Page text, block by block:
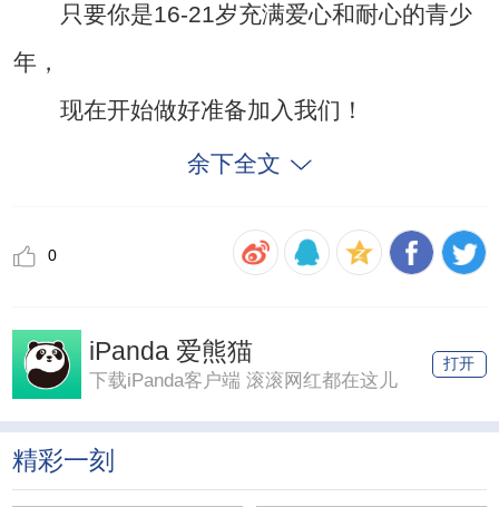
只要你是16-21岁充满爱心和耐心的青少
年，
现在开始做好准备加入我们！
余下全文
0
iPanda 爱熊猫
下载iPanda客户端 滚滚网红都在这儿
打开
精彩一刻